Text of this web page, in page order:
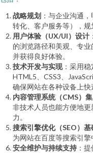
战略规划 ：与企业沟通
转化、客户服务等），规
用户体验（UX/UI）设计
的浏览路径和美观、专
并获得良好体验。
技术开发与实现：采用稳
HTML5、CSS3、
确保网站在各种设备上快
内容管理系统（CMS）
非技术人员也能方便地
力。
搜索引擎优化（SEO）基
为网站在百度等搜索引擎
安全维护与持续支持 ：